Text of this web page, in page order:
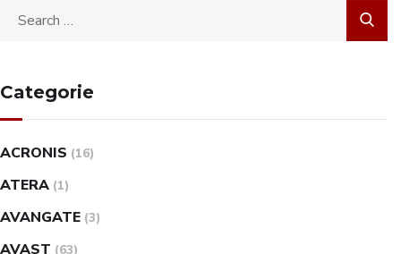
Categorie
ACRONIS (16)
ATERA (1)
AVANGATE (3)
AVAST (63)